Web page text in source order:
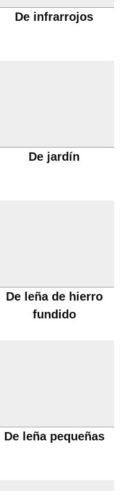
De infrarrojos
De jardín
De leña de hierro
fundido
De leña pequeñas